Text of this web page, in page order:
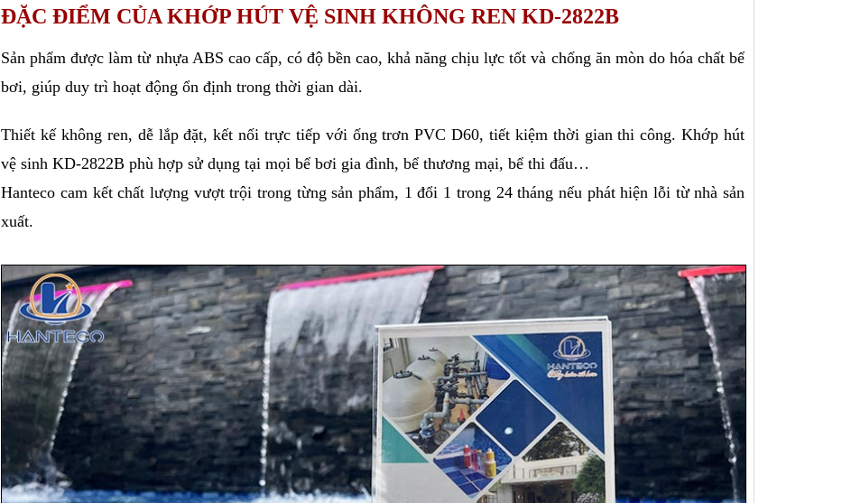
ĐẶC ĐIỂM CỦA KHỚP HÚT VỆ SINH KHÔNG REN KD-2822B
Sản phẩm được làm từ nhựa ABS cao cấp, có độ bền cao, khả năng chịu lực tốt và chống ăn mòn do hóa chất bể
bơi, giúp duy trì hoạt động ổn định trong thời gian dài.
Thiết kế không ren, dễ lắp đặt, kết nối trực tiếp với ống trơn PVC D60, tiết kiệm thời gian thi công. Khớp hút
vệ sinh KD-2822B phù hợp sử dụng tại mọi bể bơi gia đình, bể thương mại, bể thi đấu…
Hanteco cam kết chất lượng vượt trội trong từng sản phẩm, 1 đổi 1 trong 24 tháng nếu phát hiện lỗi từ nhà sản
xuất.